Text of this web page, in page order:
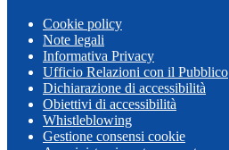
Cookie policy
Note legali
Informativa Privacy
Ufficio Relazioni con il Pubblico
Dichiarazione di accessibilità
Obiettivi di accessibilità
Whistleblowing
Gestione consensi cookie